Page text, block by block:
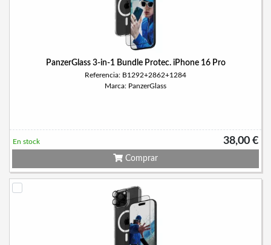
PanzerGlass 3-in-1 Bundle Protec. iPhone 16 Pro
Referencia: B1292+2862+1284
Marca: PanzerGlass
38,00 €
En stock
Comprar